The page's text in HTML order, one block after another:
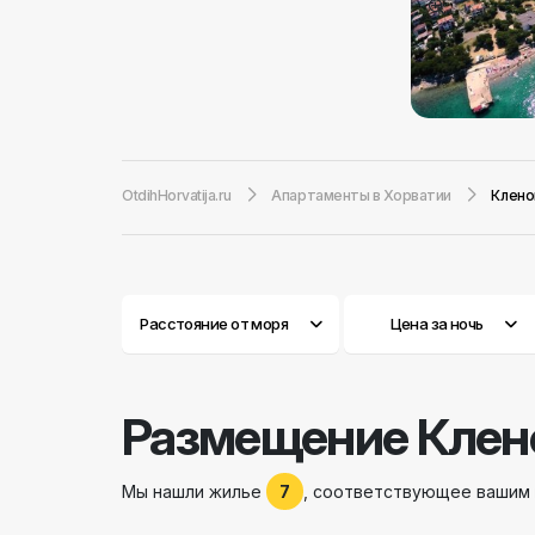
четыре бара,
автокемпинг.
Кленовице
флоры и фауны,
OtdihHorvatija.ru Апартаменты в Хорватии
Расстояние от моря Цена за ночь
Размещение
Мы нашли жилье 7 , соответствующее вашим